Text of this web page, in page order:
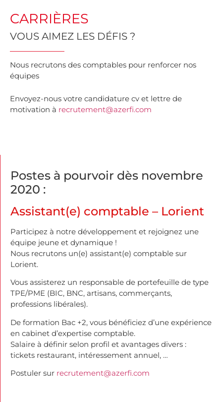
CARRIÈRES
VOUS AIMEZ LES DÉFIS ?
Nous recrutons des comptables pour renforcer nos
équipes
Envoyez-nous votre candidature cv et lettre de
motivation à recrutement@azerfi.com
Postes à pourvoir dès novembre
2020 :
Assistant(e) comptable – Lorient
Participez à notre développement et rejoignez une
équipe jeune et dynamique !
Nous recrutons un(e) assistant(e) comptable sur
Lorient.
Vous assisterez un responsable de portefeuille de type
TPE/PME (BIC, BNC, artisans, commerçants,
professions libérales).
De formation Bac +2, vous bénéficiez d’une expérience
en cabinet d’expertise comptable.
Salaire à définir selon profil et avantages divers :
tickets restaurant, intéressement annuel, …
Postuler sur recrutement@azerfi.com